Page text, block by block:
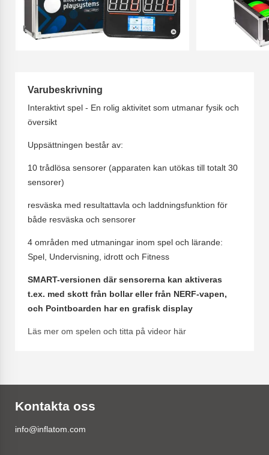
Varubeskrivning
Interaktivt spel - En rolig aktivitet som utmanar fysik och
översikt
Uppsättningen består av:
10 trådlösa sensorer (apparaten kan utökas till totalt 30
sensorer)
resväska med resultattavla och laddningsfunktion för
både resväska och sensorer
4 områden med utmaningar inom spel och lärande:
Spel, Undervisning, idrott och Fitness
SMART-versionen där sensorerna kan aktiveras
t.ex. med skott från bollar eller från NERF-vapen,
och Pointboarden har en grafisk display
Läs mer om spelen och titta på videor här
Kontakta oss
info@inflatom.com